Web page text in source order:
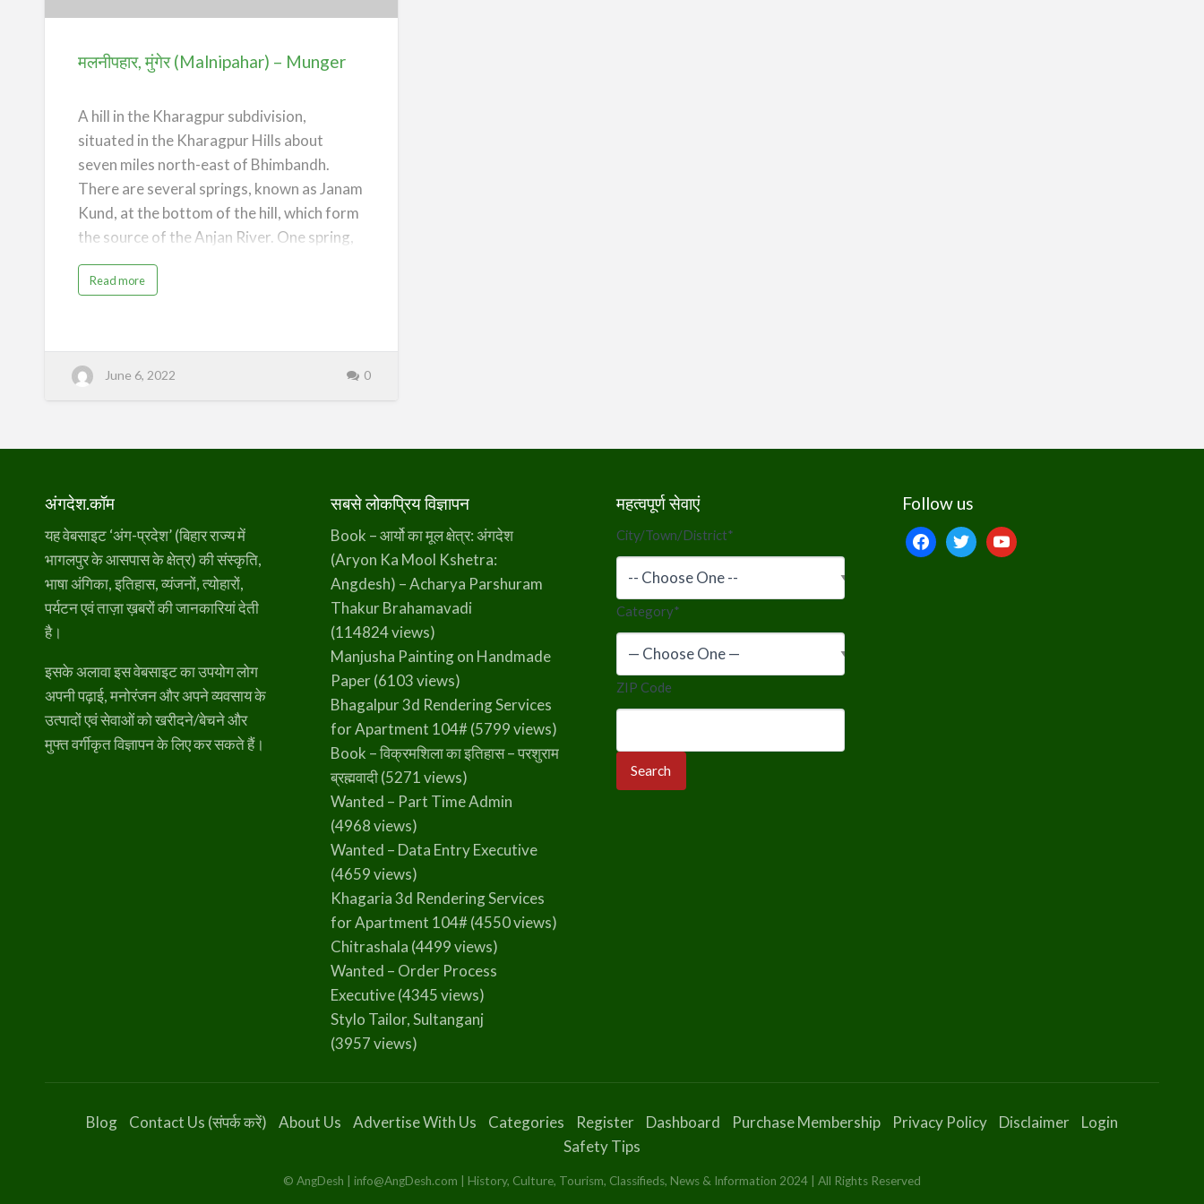
मलनीपहार, मुंगेर (Malnipahar) – Munger
A hill in the Kharagpur subdivision,
situated in the Kharagpur Hills about
seven miles north-east of Bhimbandh.
There are several springs, known as Janam
Kund, at the bottom of the hill, which form
the source of the Anjan River. One spring,
which issues at all seasons of the year
directly from a crevice in the rock, is
seasons, has found that its temperature
varies from 147.2` to 149`.
/*! elementor - v3.20.0 - 20-03-2024 */
width:1px;--divider-color:#0c0d0e;--
divider-icon-size:20px;--divider-element-
spacing:10px;--divider-pattern-
height:24px;--divider-pattern-size:20px;--
divider-pattern-url:none;--divider-
pattern-repeat:repeat-x}.elementor-
divider{display:flex}.elementor-widget-
divider .elementor-divider__text{font-
size:15px;line-height:1;ma…
Read morea
o
नी
हा
M
a
r
)
–
M
u
n
g
June 6, 2022 0
अंगदेश.कॉम
यह वेबसाइट ‘अंग-प्रदेश’ (बिहार राज्य में
भागलपुर के आसपास के क्षेत्र) की संस्कृति,
भाषा अंगिका, इतिहास, व्यंजनों, त्योहारों,
पर्यटन एवं ताज़ा ख़बरों की जानकारियां देती
है।
इसके अलावा इस वेबसाइट का उपयोग लोग
अपनी पढ़ाई, मनोरंजन और अपने व्यवसाय के
उत्पादों एवं सेवाओं को खरीदने/बेचने और
मुफ्त वर्गीकृत विज्ञापन के लिए कर सकते हैं।
सबसे लोकप्रिय विज्ञापन
Book – आर्यो का मूल क्षेत्र: अंगदेश
(Aryon Ka Mool Kshetra:
Angdesh) – Acharya Parshuram
Thakur Brahamavadi
(114824 views)
Manjusha Painting on Handmade
Paper(6103 views)
Bhagalpur 3d Rendering Services
for Apartment 104#(5799 views)
Book – विक्रमशिला का इतिहास – परशुराम
ब्रह्मवादी(5271 views)
Wanted – Part Time Admin
(4968 views)
Wanted – Data Entry Executive
(4659 views)
Khagaria 3d Rendering Services
for Apartment 104#(4550 views)
Chitrashala (4499 views)
Wanted – Order Process
Executive(4345 views)
Stylo Tailor, Sultanganj
(3957 views)
महत्वपूर्ण सेवाएं
City/Town/District*
Category*
ZIP Code
Follow us
facebooktwitteryoutube
Blog Contact Us (संपर्क करें) About Us Advertise With Us Categories Register Dashboard Purchase Membership Privacy Policy Disclaimer
Login
Safety Tips
© AngDesh | info@AngDesh.com | History, Culture, Tourism, Classifieds, News & Information 2024 | All Rights Reserved